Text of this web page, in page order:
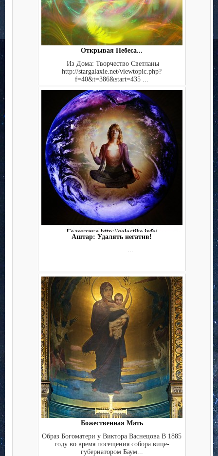
Открывая Небеса...
Из Дома: Творчество Светланы
http://stargalaxie.net/viewtopic.php?
f=40&t=386&start=435 ...
Аштар: Удалять негатив!
Божественная Мать
Образ Богоматери у Виктора Васнецова В 1885
году во время посещения собора вице-
губернатором Баум...